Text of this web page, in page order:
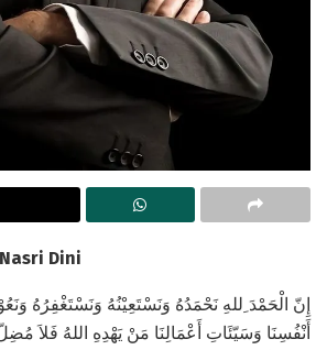
Dini
إِنّ الْحَمْدَ ِللهِ نَحْمَدُهُ وَنَسْتَعِيْنُهُ وَنَسْتَغْفِرُهُ
أَنْفُسِنَا وَسَيّئَاتِ أَعْمَالِنَا مَنْ يَهْدِهِ اللهُ فَلاَ